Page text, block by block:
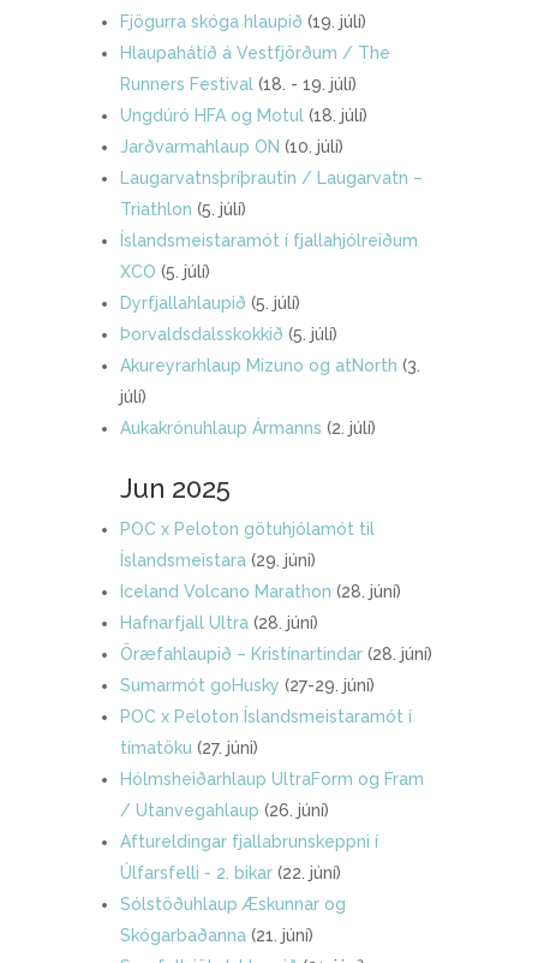
Fjögurra skóga hlaupið (19. júlí)
Hlaupahátíð á Vestfjörðum / The
Runners Festival (18. - 19. júlí)
Ungdúró HFA og Motul (18. júlí)
Jarðvarmahlaup ON (10. júlí)
Laugarvatnsþríþrautin / Laugarvatn –
Triathlon (5. júlí)
Íslandsmeistaramót í fjallahjólreiðum
XCO (5. júlí)
Dyrfjallahlaupið (5. júlí)
Þorvaldsdalsskokkið (5. júlí)
Akureyrarhlaup Mizuno og atNorth (3.
júlí)
Aukakrónuhlaup Ármanns (2. júlí)
Jun 2025
POC x Peloton götuhjólamót til
Íslandsmeistara (29. júni)
Iceland Volcano Marathon (28. júní)
Hafnarfjall Ultra (28. júní)
Öræfahlaupið – Kristínartindar (28. júní)
Sumarmót goHusky (27-29. júní)
POC x Peloton Íslandsmeistaramót í
tímatöku (27. júni)
Hólmsheiðarhlaup UltraForm og Fram
/ Utanvegahlaup (26. júní)
Aftureldingar fjallabrunskeppni í
Úlfarsfelli - 2. bikar (22. júní)
Sólstöðuhlaup Æskunnar og
Skógarbaðanna (21. júní)